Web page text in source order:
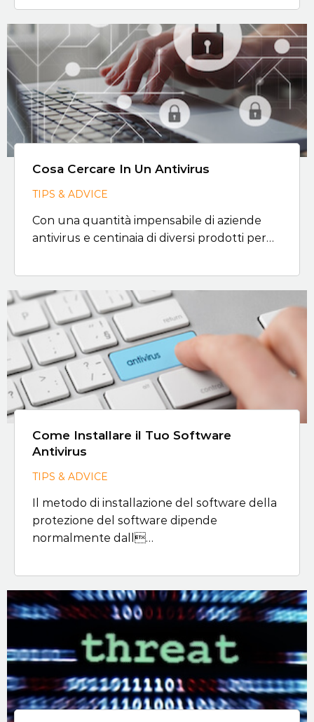
Cosa Cercare In Un Antivirus
TIPS & ADVICE
Con una quantità impensabile di aziende
antivirus e centinaia di diversi prodotti per…
Come Installare il Tuo Software
Antivirus
TIPS & ADVICE
Il metodo di installazione del software della
protezione del software dipende
normalmente dall…